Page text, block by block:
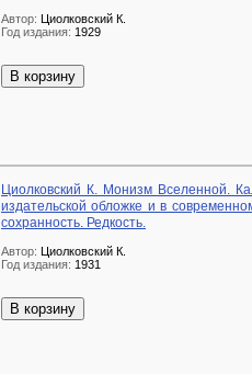
Автор: Циолковский К.
Год издания: 1929
В корзину
Циолковский К. Монизм Вселенной.
издательской обложке и в
сохранность. Редкость.
Автор: Циолковский К.
Год издания: 1931
В корзину